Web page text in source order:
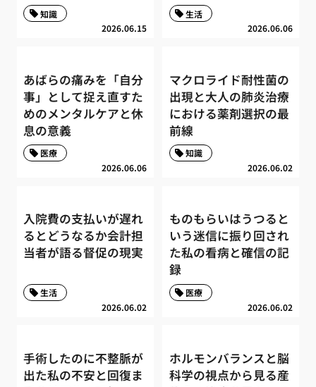
2026.06.15
知識
2026.06.06
生活
あばらの痛みを「自分
事」として捉え直すた
めのメンタルケアと休
息の意義
2026.06.06
医療
マクロライド耐性菌の
出現と大人の肺炎治療
における薬剤選択の最
前線
2026.06.02
知識
入院費の支払いが遅れ
るとどうなるか会計担
当者が語る督促の現実
2026.06.02
生活
ものもらいはうつると
いう迷信に振り回され
た私の看病と確信の記
録
2026.06.02
医療
手術したのに不整脈が
出た私の不安と回復ま
ホルモンバランスと脳
科学の視点から見る産